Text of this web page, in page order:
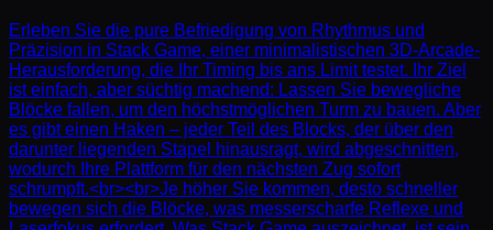
Erleben Sie die pure Befriedigung von Rhythmus und
Präzision in Stack Game, einer minimalistischen 3D-Arcade-
Herausforderung, die Ihr Timing bis ans Limit testet. Ihr Ziel
ist einfach, aber süchtig machend: Lassen Sie bewegliche
Blöcke fallen, um den höchstmöglichen Turm zu bauen. Aber
es gibt einen Haken – jeder Teil des Blocks, der über den
darunter liegenden Stapel hinausragt, wird abgeschnitten,
wodurch Ihre Plattform für den nächsten Zug sofort
schrumpft.<br><br>Je höher Sie kommen, desto schneller
bewegen sich die Blöcke, was messerscharfe Reflexe und